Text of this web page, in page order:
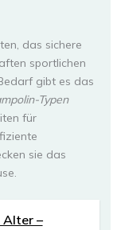
das sichere
sportlichen
gibt es das
Typen
für
sie das
Alter –